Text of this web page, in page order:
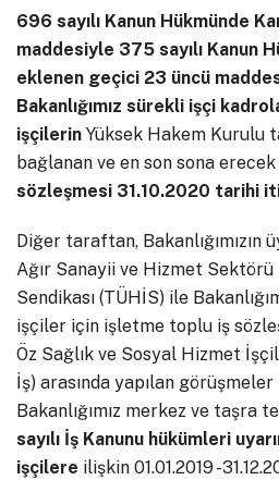
696 sayılı Kanun Hükmünde
maddesiyle 375 sayılı Kanun
eklenen geçici 23 üncü
Bakanlığımız sürekli işçi
işçilerin Yüksek Hakem Kurulu
bağlanan ve en son sona
sözleşmesi 31.10.2020 tarihi
Diğer taraftan, Bakanlığımızın
Ağır Sanayii ve Hizmet
Sendikası (TÜHİS) ile
işçiler için işletme toplu iş
Öz Sağlık ve Sosyal Hizmet
İş) arasında yapılan
Bakanlığımız merkez ve taşra
sayılı İş Kanunu hükümleri
işçilere ilişkin 01.01.2019 -